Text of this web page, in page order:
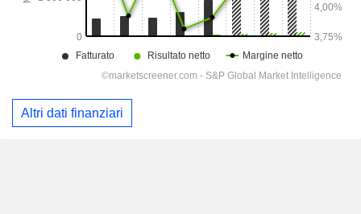
Altri dati finanziari